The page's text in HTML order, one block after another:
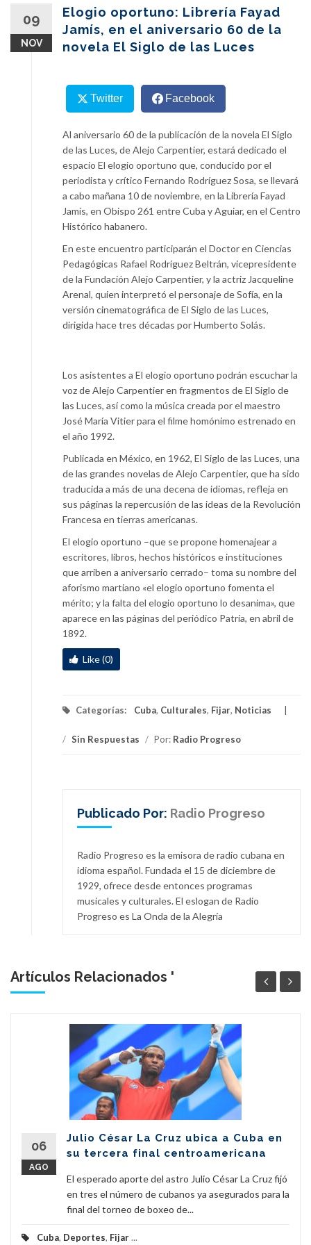
09
NOV
Elogio oportuno: Librería Fayad
Jamís, en el aniversario 60 de la
novela El Siglo de las Luces
Twitter Facebook
Al aniversario 60 de la publicación de la novela El Siglo
de las Luces, de Alejo Carpentier, estará dedicado el
espacio El elogio oportuno que, conducido por el
periodista y crítico Fernando Rodríguez Sosa, se llevará
a cabo mañana 10 de noviembre, en la Librería Fayad
Jamís, en Obispo 261 entre Cuba y Aguiar, en el Centro
Histórico habanero.
En este encuentro participarán el Doctor en Ciencias
Pedagógicas Rafael Rodríguez Beltrán, vicepresidente
de la Fundación Alejo Carpentier, y la actriz Jacqueline
Arenal, quien interpretó el personaje de Sofía, en la
versión cinematográfica de El Siglo de las Luces,
dirigida hace tres décadas por Humberto Solás.
Los asistentes a El elogio oportuno podrán escuchar la
voz de Alejo Carpentier en fragmentos de El Siglo de
las Luces, así como la música creada por el maestro
José María Vitier para el filme homónimo estrenado en
el año 1992.
Publicada en México, en 1962, El Siglo de las Luces, una
de las grandes novelas de Alejo Carpentier, que ha sido
traducida a más de una decena de idiomas, refleja en
sus páginas la repercusión de las ideas de la Revolución
Francesa en tierras americanas.
El elogio oportuno –que se propone homenajear a
escritores, libros, hechos históricos e instituciones
que arriben a aniversario cerrado– toma su nombre del
aforismo martiano «el elogio oportuno fomenta el
mérito; y la falta del elogio oportuno lo desanima», que
aparece en las páginas del periódico Patria, en abril de
1892.
Like (0)
Categorías: Cuba, Culturales, Fijar, Noticias
/ Sin Respuestas / Por: Radio Progreso
Publicado Por: Radio Progreso
Radio Progreso es la emisora de radio cubana en
idioma español. Fundada el 15 de diciembre de
1929, ofrece desde entonces programas
musicales y culturales. El eslogan de Radio
Progreso es La Onda de la Alegría
Artículos Relacionados '
06
AGO
Julio César La Cruz ubica a Cuba en
su tercera final centroamericana
El esperado aporte del astro Julio César La Cruz fijó
en tres el número de cubanos ya asegurados para la
final del torneo de boxeo de...
Cuba, Deportes, Fijar...